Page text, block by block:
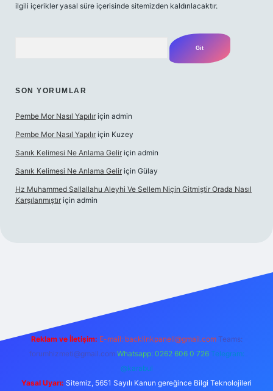
ilgili içerikler yasal süre içerisinde sitemizden kaldırılacaktır.
SON YORUMLAR
Pembe Mor Nasıl Yapılır için admin
Pembe Mor Nasıl Yapılır için Kuzey
Sanık Kelimesi Ne Anlama Gelir için admin
Sanık Kelimesi Ne Anlama Gelir için Gülay
Hz Muhammed Sallallahu Aleyhi Ve Sellem Niçin Gitmiştir Orada Nasıl
Karşılanmıştır için admin
Reklam ve İletişim: E-mail: backlinkpaneli@gmail.com Teams:
forumhizmeti@gmail.com Whatsapp: 0262 606 0 726 Telegram:
@karabul
Yasal Uyarı: Sitemiz, 5651 Sayılı Kanun gereğince Bilgi Teknolojileri